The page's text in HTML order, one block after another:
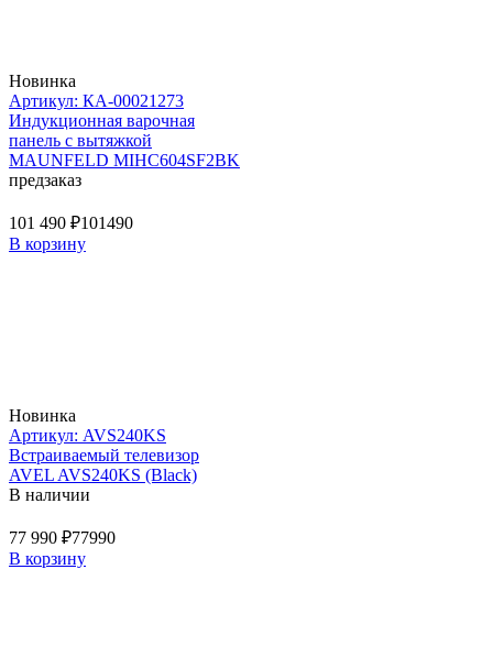
Новинка
Артикул: КА-00021273
Индукционная варочная
панель с вытяжкой
MAUNFELD MIHC604SF2BK
предзаказ
101 490 ₽101490
В корзину
Новинка
Артикул: AVS240KS
Встраиваемый телевизор
AVEL AVS240KS (Black)
В наличии
77 990 ₽77990
В корзину